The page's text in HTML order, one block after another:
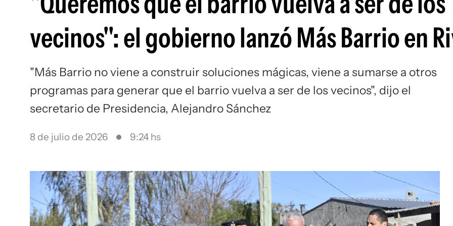
vecinos": el gobierno lanzó Más Barrio en
"Más Barrio no viene a construir soluciones mágicas, viene a sumarse a otros
programas para generar que el barrio vuelva a ser de los vecinos", dijo el
secretario de Presidencia, Alejandro Sánchez
8 de julio de 2026 9:24 hs